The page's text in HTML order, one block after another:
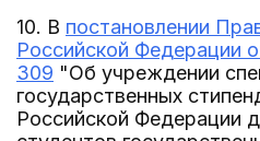
10. В постановлении
Российской Федерации
309 "Об учреждении
государственных
Российской Федерации